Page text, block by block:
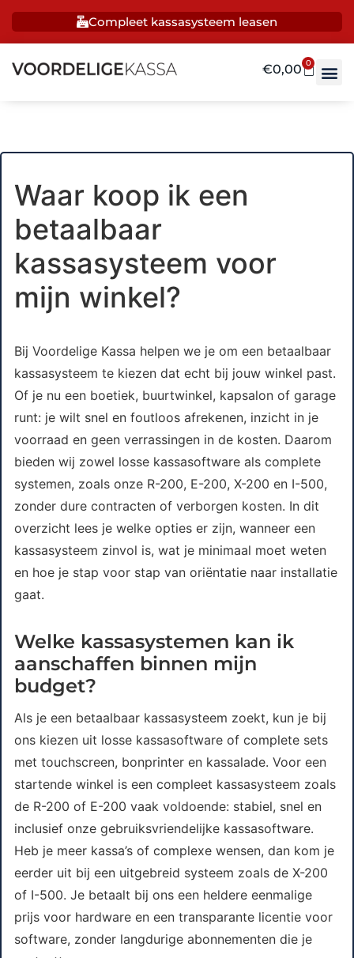
Compleet kassasysteem leasen
€0,00 0
Waar koop ik een
betaalbaar
kassasysteem voor
mijn winkel?
Bij Voordelige Kassa helpen we je om een betaalbaar
kassasysteem te kiezen dat echt bij jouw winkel past.
Of je nu een boetiek, buurtwinkel, kapsalon of garage
runt: je wilt snel en foutloos afrekenen, inzicht in je
voorraad en geen verrassingen in de kosten. Daarom
bieden wij zowel losse kassasoftware als complete
systemen, zoals onze R-200, E-200, X-200 en I-500,
zonder dure contracten of verborgen kosten. In dit
overzicht lees je welke opties er zijn, wanneer een
kassasysteem zinvol is, wat je minimaal moet weten
en hoe je stap voor stap van oriëntatie naar installatie
gaat.
Welke kassasystemen kan ik
aanschaffen binnen mijn
budget?
Als je een betaalbaar kassasysteem zoekt, kun je bij
ons kiezen uit losse kassasoftware of complete sets
met touchscreen, bonprinter en kassalade. Voor een
startende winkel is een compleet kassasysteem zoals
de R-200 of E-200 vaak voldoende: stabiel, snel en
inclusief onze gebruiksvriendelijke kassasoftware.
Heb je meer kassa’s of complexe wensen, dan kom je
eerder uit bij een uitgebreid systeem zoals de X-200
of I-500. Je betaalt bij ons een heldere eenmalige
prijs voor hardware en een transparante licentie voor
software, zonder langdurige abonnementen die je